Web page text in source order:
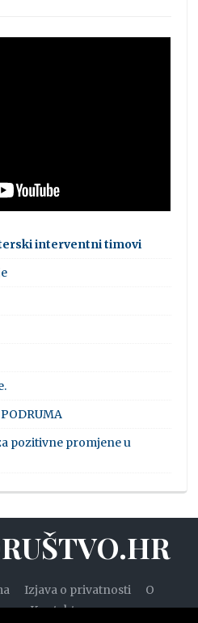
interventni timovi
pozitivne promjene u
Izjava o privatnosti
O
Kontakt